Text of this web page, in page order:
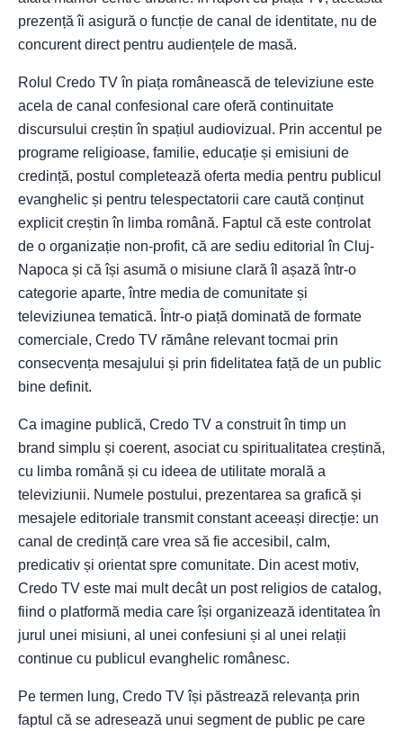
prezență îi asigură o funcție de canal de identitate, nu de
concurent direct pentru audiențele de masă.
Rolul Credo TV în piața românească de televiziune este
acela de canal confesional care oferă continuitate
discursului creștin în spațiul audiovizual. Prin accentul pe
programe religioase, familie, educație și emisiuni de
credință, postul completează oferta media pentru publicul
evanghelic și pentru telespectatorii care caută conținut
explicit creștin în limba română. Faptul că este controlat
de o organizație non-profit, că are sediu editorial în Cluj-
Napoca și că își asumă o misiune clară îl așază într-o
categorie aparte, între media de comunitate și
televiziunea tematică. Într-o piață dominată de formate
comerciale, Credo TV rămâne relevant tocmai prin
consecvența mesajului și prin fidelitatea față de un public
bine definit.
Ca imagine publică, Credo TV a construit în timp un
brand simplu și coerent, asociat cu spiritualitatea creștină,
cu limba română și cu ideea de utilitate morală a
televiziunii. Numele postului, prezentarea sa grafică și
mesajele editoriale transmit constant aceeași direcție: un
canal de credință care vrea să fie accesibil, calm,
predicativ și orientat spre comunitate. Din acest motiv,
Credo TV este mai mult decât un post religios de catalog,
fiind o platformă media care își organizează identitatea în
jurul unei misiuni, al unei confesiuni și al unei relații
continue cu publicul evanghelic românesc.
Pe termen lung, Credo TV își păstrează relevanța prin
faptul că se adresează unui segment de public pe care